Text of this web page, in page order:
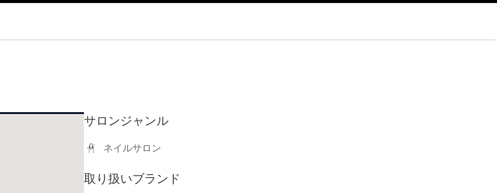
サロンジャンル
ネイルサロン
取り扱いブランド